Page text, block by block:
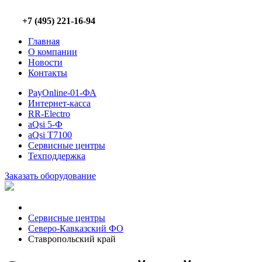
+7 (495) 221-16-94
Главная
О компании
Новости
Контакты
PayOnline-01-ФА
Интернет-касса
RR-Electro
aQsi 5-Ф
aQsi T7100
Сервисные центры
Техподдержка
Заказать оборудование
Сервисные центры
Северо-Кавказский ФО
Ставропольский край